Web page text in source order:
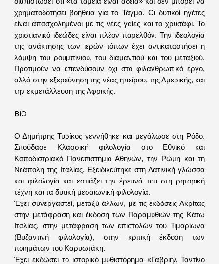
χρηματοδοτήσει βοήθεια για το Τάγμα. Οι δυτικοί ηγέτες
είναι απασχολημένοι με τις νέες γαίες και το χρυσάφι. Το
χριστιανικό ιδεώδες είναι πλέον παρελθόν. Την ιδεολογία
της ανάκτησης των ιερών τόπων έχει αντικαταστήσει η
λάμψη του ρουμπινιού, του διαμαντιού και του μεταξιού.
Προτιμούν να επενδύσουν όχι στο φιλανθρωπικό έργο,
αλλά στην εξερεύνηση της νέας ηπείρου, της Αμερικής, και
την εκμετάλλευση της Αφρικής.
ΒΙΟ
Ο Δημήτρης Τυρίκος γεννήθηκε και μεγάλωσε στη Ρόδο.
Σπούδασε Κλασσική φιλολογία στο Εθνικό και
Καποδιστριακό Πανεπιστήμιο Αθηνών, την Ρώμη και τη
Νεάπολη της Ιταλίας. Εξειδικεύτηκε στη Λατινική γλώσσα
και φιλολογία και εστιάζει την έρευνά του στη ρητορική
τέχνη και τα δυτική μεσαιωνική φιλολογία.
Έχει συνεργαστεί, μεταξύ άλλων, με τις εκδόσεις Ακρίτας
στην μετάφραση και έκδοση των Παραμυθιών της Κάτω
Ιταλίας, στην μετάφραση των επιστολών του Τιμαρίωνα
(Βυζαντινή φιλολογία), στην κριτική έκδοση των
ποιημάτων του Καρυωτάκη.
Έχει εκδώσει το ιστορικό μυθιστόρημα «Γαβριήλ Ταντίνο